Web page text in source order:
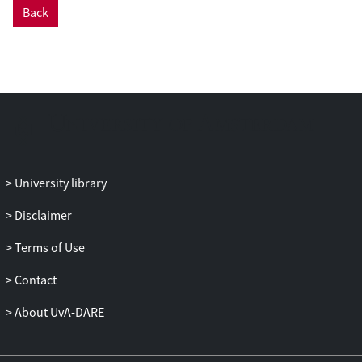
kwaliteit van de vaardigheden
Back
University library
Disclaimer
Terms of Use
Contact
About UvA-DARE